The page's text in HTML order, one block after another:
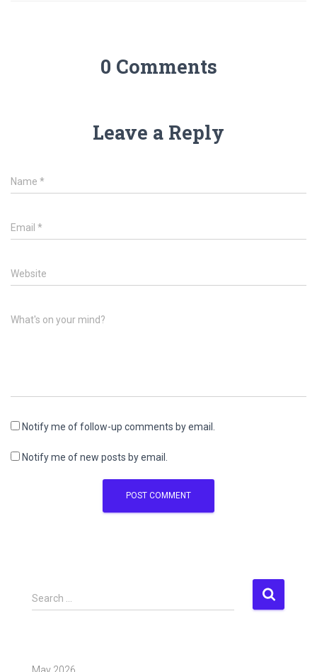
0 Comments
Leave a Reply
Name *
Email *
Website
What's on your mind?
Notify me of follow-up comments by email.
Notify me of new posts by email.
S
e
Search …